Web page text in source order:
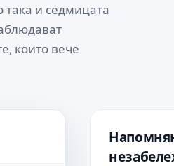
така и седмицата
които вече